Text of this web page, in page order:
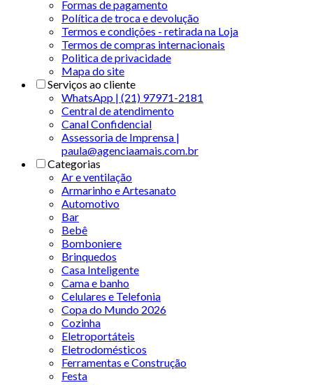
Formas de pagamento
Política de troca e devolução
Termos e condições - retirada na Loja
Termos de compras internacionais
Politica de privacidade
Mapa do site
Serviços ao cliente
WhatsApp | (21) 97971-2181
Central de atendimento
Canal Confidencial
Assessoria de Imprensa |
paula@agenciaamais.com.br
Categorias
Ar e ventilação
Armarinho e Artesanato
Automotivo
Bar
Bebê
Bomboniere
Brinquedos
Casa Inteligente
Cama e banho
Celulares e Telefonia
Copa do Mundo 2026
Cozinha
Eletroportáteis
Eletrodomésticos
Ferramentas e Construção
Festa